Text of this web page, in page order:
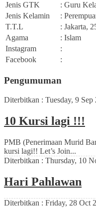
Jenis GTK
: Guru
Jenis Kelamin
:
T.T.L
: Jakarta,
Agama
: Islam
Instagram
:
Facebook
:
Pengumuman
Diterbitkan : Tuesday, 9 Sep
10 Kursi lagi !!!
PMB (Penerimaan Murid
kursi lagi!! Let’s Join...
Diterbitkan : Thursday, 10
Hari Pahlawan
Diterbitkan : Friday, 28 Oct